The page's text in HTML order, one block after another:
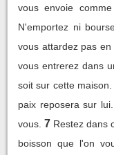
vous envoie
N'emportez ni
vous attardez pas
vous entrerez dans
soit sur cette maison.
paix reposera sur
vous. 7 Restez dans
boisson que l'on